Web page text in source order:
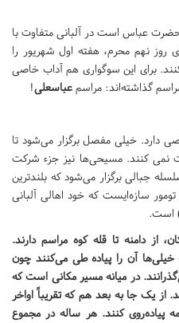
عباس است در آلبانی متفاوت با
روز نهم محرم، هفته اول شهریور را
برای این سوگواری هم آداب خاصی
گذاشته‌اند: مراسم عباسعلی!
دارد. خیلی مفصل برگزار می‌شود تا
نمی کنند. مسیحی‌ها نیز جزء شرکت
جبالی برگزار می‌شود که بلندترین
تومور سازه‌ایست که خود اهالی آلبانی
است.
از دامنه تا قله کوه مراسم دارند.
مسیری که خیلی‌ها آن را پیاده طی می‌کنند چون
در میانه مسیر مکانی است که
از یک جا به بعد هم که تقریباً اواخر
کنند. هر ساله در مجموع